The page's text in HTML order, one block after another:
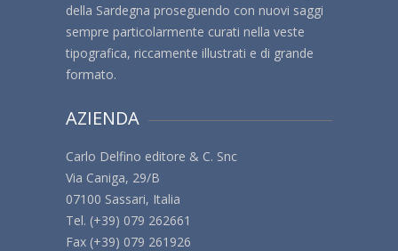
della Sardegna proseguendo con nuovi saggi
sempre particolarmente curati nella veste
tipografica, riccamente illustrati e di grande
formato.
AZIENDA
Carlo Delfino editore & C. Snc
Via Caniga, 29/B
07100 Sassari, Italia
Tel. (+39) 079 262661
Fax (+39) 079 261926